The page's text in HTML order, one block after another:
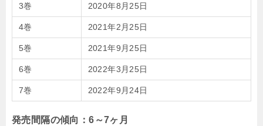
3巻 2020年8月25日
4巻 2021年2月25日
5巻 2021年9月25日
6巻 2022年3月25日
7巻 2022年9月24日
発売間隔の傾向：6～7ヶ月